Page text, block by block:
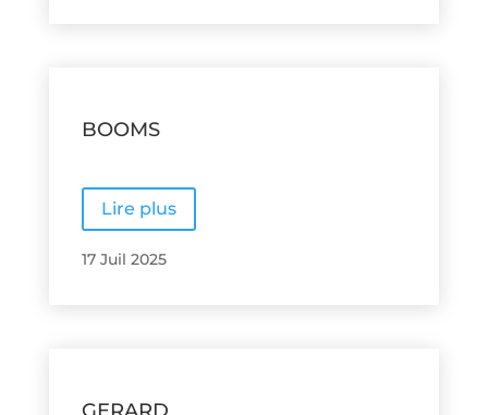
BOOMS
Lire plus
17 Juil 2025